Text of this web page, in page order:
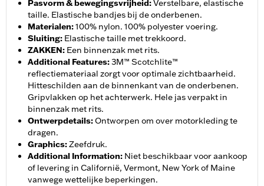
Pasvorm & bewegingsvrijheid:Verstelbare, elastische
taille. Elastische bandjes bij de onderbenen.
Materialen:100% nylon. 100% polyester voering.
Sluiting: Elastische taille met trekkoord.
ZAKKEN: Een binnenzak met rits.
Additional Features:3M™ Scotchlite™
reflectiemateriaal zorgt voor optimale zichtbaarheid.
Hitteschilden aan de binnenkant van de onderbenen.
Gripvlakken op het achterwerk. Hele jas verpakt in
binnenzak met rits.
Ontwerpdetails:Ontworpen om over motorkleding te
dragen.
Graphics:Zeefdruk.
Additional Information: Niet beschikbaar voor aankoop
of levering in Californië, Vermont, New York of Maine
vanwege wettelijke beperkingen.